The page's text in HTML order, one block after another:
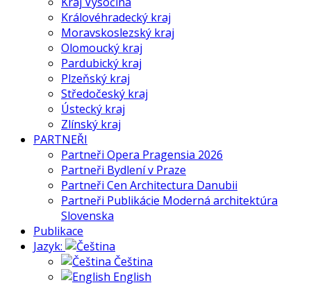
Královéhradecký kraj
Moravskoslezský kraj
Olomoucký kraj
Pardubický kraj
Plzeňský kraj
Středočeský kraj
Ústecký kraj
Zlínský kraj
PARTNEŘI
Partneři Opera Pragensia 2026
Partneři Bydlení v Praze
Partneři Cen Architectura Danubii
Partneři Publikácie Moderná architektúra
Slovenska
Publikace
Jazyk:
Čeština
English